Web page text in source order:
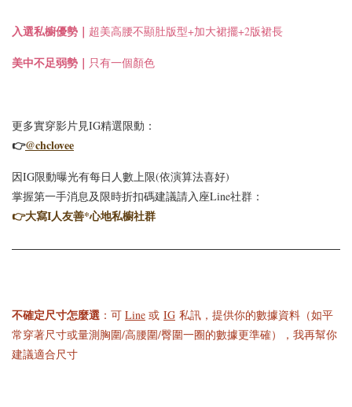
入選私櫥優勢｜ 超美高腰不顯肚版型+加大裙擺+2版裙長
美中不足弱勢｜ 只有一個顏色
更多實穿影片見IG精選限動：
👉@chclovee
因IG限動曝光有每日人數上限(依演算法喜好)
掌握第一手消息及限時折扣碼建議請入座Line社群：
👉大寫I人友善*心地私櫥社群
不確定尺寸怎麼選 ：可 Line 或 IG 私訊，提供你的數據資料（如平
常穿著尺寸或量測胸圍/高腰圍/臀圍一圈的數據更準確），我再幫你
建議適合尺寸